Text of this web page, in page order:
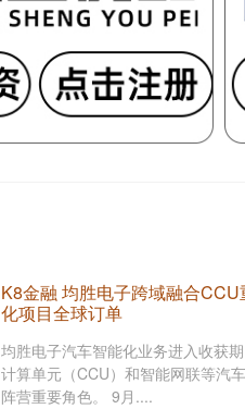
K8金融 均胜电子跨域融合
化项目全球订单
均胜电子汽车智能化业务进入收获
计算单元（CCU）和智能网联等汽
阵营重要角色。 9月....